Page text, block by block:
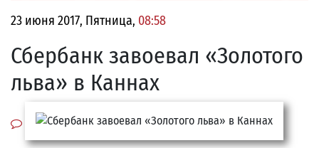
23 июня 2017, Пятница, 08:58
Сбербанк завоевал «Золотого
льва» в Каннах